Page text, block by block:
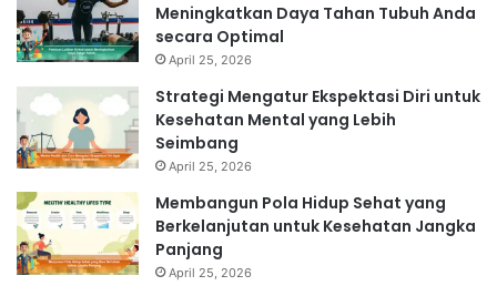
Meningkatkan Daya Tahan Tubuh Anda
secara Optimal
April 25, 2026
Strategi Mengatur Ekspektasi Diri untuk
Kesehatan Mental yang Lebih
Seimbang
April 25, 2026
Membangun Pola Hidup Sehat yang
Berkelanjutan untuk Kesehatan Jangka
Panjang
April 25, 2026